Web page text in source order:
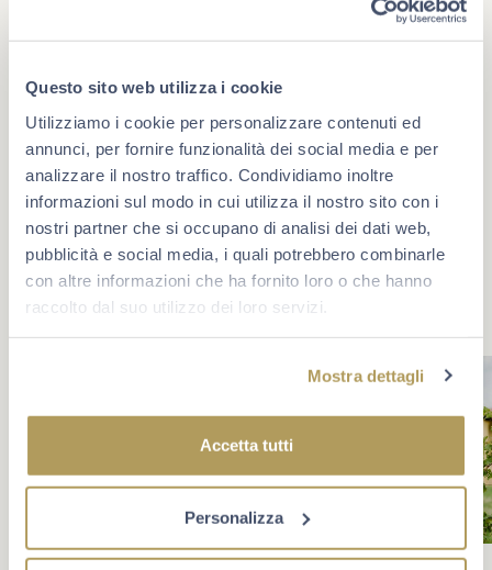
Questo sito web utilizza i cookie
Utilizziamo i cookie per personalizzare contenuti ed
annunci, per fornire funzionalità dei social media e per
analizzare il nostro traffico. Condividiamo inoltre
informazioni sul modo in cui utilizza il nostro sito con i
nostri partner che si occupano di analisi dei dati web,
pubblicità e social media, i quali potrebbero combinarle
con altre informazioni che ha fornito loro o che hanno
raccolto dal suo utilizzo dei loro servizi.
Mostra dettagli
Accetta tutti
Personalizza
#berlucchimoments
Che cosa rende un momento unico? A volte è un evento,
oppure un traguardo. Più spesso è la compagnia giusta e
la voglia di star bene insieme. Scopri Berlucchi sui
social.